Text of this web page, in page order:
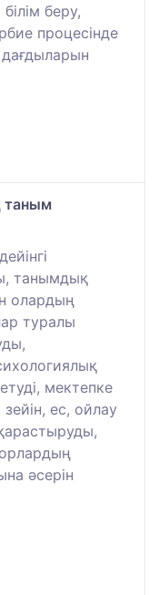
беру,
процесінде
таным
танымдық
олардың
туралы
мектепке
ес, ойлау
әсерін